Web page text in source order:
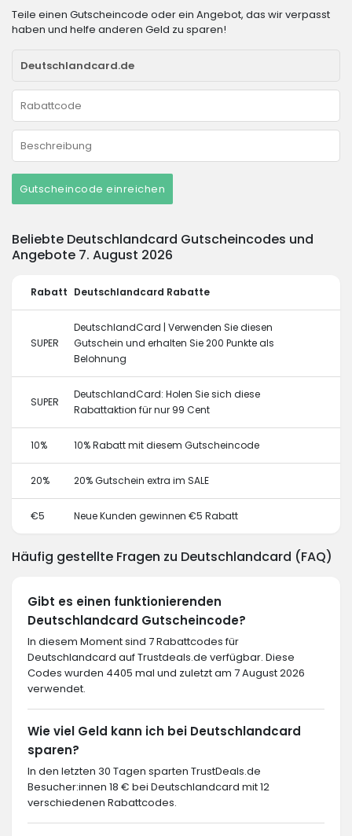
Teile einen Gutscheincode oder ein Angebot, das wir verpasst
haben und helfe anderen Geld zu sparen!
Gutscheincode einreichen
Beliebte Deutschlandcard Gutscheincodes und
Angebote 7. August 2026
Rabatt Deutschlandcard Rabatte
SUPER
DeutschlandCard | Verwenden Sie diesen
Gutschein und erhalten Sie 200 Punkte als
Belohnung
SUPER
DeutschlandCard: Holen Sie sich diese
Rabattaktion für nur 99 Cent
10% 10% Rabatt mit diesem Gutscheincode
20% 20% Gutschein extra im SALE
€5 Neue Kunden gewinnen €5 Rabatt
Häufig gestellte Fragen zu Deutschlandcard (FAQ)
Gibt es einen funktionierenden
Deutschlandcard Gutscheincode?
In diesem Moment sind 7 Rabattcodes für
Deutschlandcard auf Trustdeals.de verfügbar. Diese
Codes wurden 4405 mal und zuletzt am 7 August 2026
verwendet.
Wie viel Geld kann ich bei Deutschlandcard
sparen?
In den letzten 30 Tagen sparten TrustDeals.de
Besucher:innen 18 € bei Deutschlandcard mit 12
verschiedenen Rabattcodes.